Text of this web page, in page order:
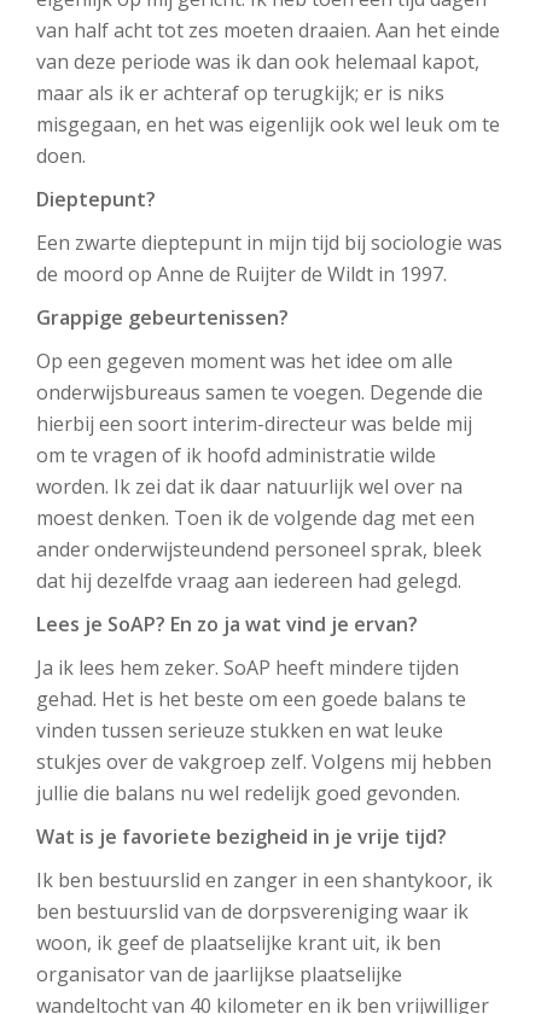
van half acht tot zes moeten draaien. Aan het einde
van deze periode was ik dan ook helemaal kapot,
maar als ik er achteraf op terugkijk; er is niks
misgegaan, en het was eigenlijk ook wel leuk om te
doen.
Dieptepunt?
Een zwarte dieptepunt in mijn tijd bij sociologie was
de moord op Anne de Ruijter de Wildt in 1997.
Grappige gebeurtenissen?
Op een gegeven moment was het idee om alle
onderwijsbureaus samen te voegen. Degende die
hierbij een soort interim-directeur was belde mij
om te vragen of ik hoofd administratie wilde
worden. Ik zei dat ik daar natuurlijk wel over na
moest denken. Toen ik de volgende dag met een
ander onderwijsteundend personeel sprak, bleek
dat hij dezelfde vraag aan iedereen had gelegd.
Lees je SoAP? En zo ja wat vind je ervan?
Ja ik lees hem zeker. SoAP heeft mindere tijden
gehad. Het is het beste om een goede balans te
vinden tussen serieuze stukken en wat leuke
stukjes over de vakgroep zelf. Volgens mij hebben
jullie die balans nu wel redelijk goed gevonden.
Wat is je favoriete bezigheid in je vrije tijd?
Ik ben bestuurslid en zanger in een shantykoor, ik
ben bestuurslid van de dorpsvereniging waar ik
woon, ik geef de plaatselijke krant uit, ik ben
organisator van de jaarlijkse plaatselijke
wandeltocht van 40 kilometer en ik ben vrijwilliger